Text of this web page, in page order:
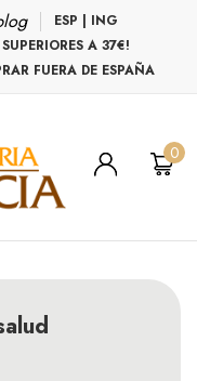
ESP | ING
A 37€!
FUERA DE ESPAÑA
0